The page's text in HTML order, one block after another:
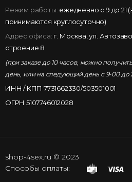
Режим работы: ежедневно с 9 до 21
принимаются круглосуточно)
Адрес офиса: г. Москва, ул.
строение 8
(при заказе до 10 часов, можно
день, или на следующий день с 9-00 до
ИНН / КПП 7731662330/503501001
ОГРН 5107746012028
shop-4sex.ru © 2023
Способы оплаты: